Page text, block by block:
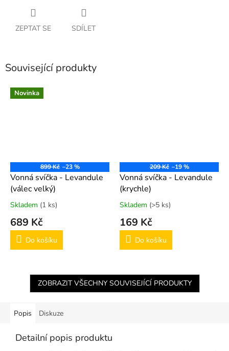
ZEPTAT SE SDÍLET
Související produkty
Novinka
899 Kč –23 %
Vonná svíčka - Levandule
(válec velký)
Skladem (1 ks)
689 Kč
Do košíku
209 Kč –19 %
Vonná svíčka - Levandule
(krychle)
Skladem (>5 ks)
169 Kč
Do košíku
ZOBRAZIT VŠECHNY SOUVISEJÍCÍ PRODUKTY
Popis Diskuze
Detailní popis produktu